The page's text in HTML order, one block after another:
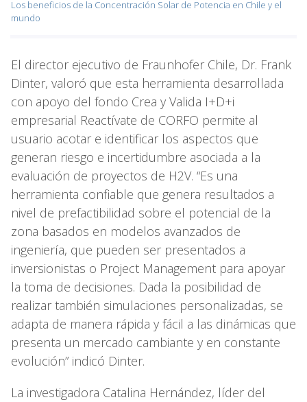
Los beneficios de la Concentración Solar de Potencia en Chile y el
mundo
El director ejecutivo de Fraunhofer Chile, Dr. Frank
Dinter, valoró que esta herramienta desarrollada
con apoyo del fondo Crea y Valida I+D+i
empresarial Reactívate de CORFO permite al
usuario acotar e identificar los aspectos que
generan riesgo e incertidumbre asociada a la
evaluación de proyectos de H2V. “Es una
herramienta confiable que genera resultados a
nivel de prefactibilidad sobre el potencial de la
zona basados en modelos avanzados de
ingeniería, que pueden ser presentados a
inversionistas o Project Management para apoyar
la toma de decisiones. Dada la posibilidad de
realizar también simulaciones personalizadas, se
adapta de manera rápida y fácil a las dinámicas que
presenta un mercado cambiante y en constante
evolución” indicó Dinter.
La investigadora Catalina Hernández, líder del